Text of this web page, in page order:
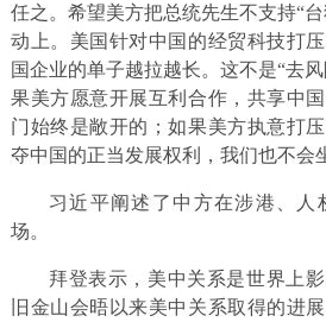
任之。希望美方把总统先生不支持“
动上。美国针对中国的经贸科技打
国企业的单子越拉越长。这不是“去
果美方愿意开展互利合作，共享中
门始终是敞开的；如果美方执意打
夺中国的正当发展权利，我们也不会
习近平阐述了中方在涉港、人
场。
拜登表示，美中关系是世界上
旧金山会晤以来美中关系取得的进